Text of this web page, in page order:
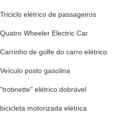
Triciclo elétrico de passageiros
Quatro Wheeler Electric Car
Carrinho de golfe do carro elétrico
Veículo posto gasolina
"trotinette" elétrico dobrável
bicicleta motorizada elétrica